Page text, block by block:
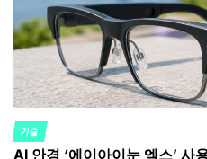
POSTED
IN
기술
AI 안경 ‘에이아이눈 엑스’